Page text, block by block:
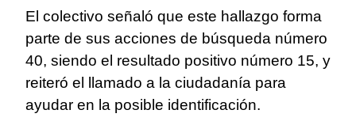
El colectivo señaló que este hallazgo forma
parte de sus acciones de búsqueda número
40, siendo el resultado positivo número 15, y
reiteró el llamado a la ciudadanía para
ayudar en la posible identificación.